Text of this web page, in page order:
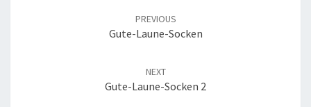
PREVIOUS
Gute-Laune-Socken
NEXT
Gute-Laune-Socken 2